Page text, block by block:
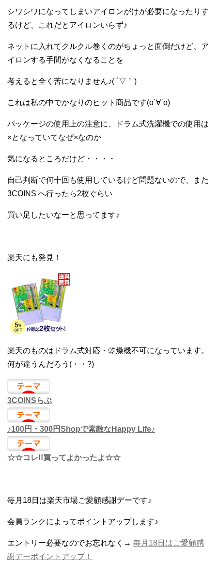
シワシワになってしまいアイロンがけが必要になったりす
るけど、これだとアイロンいらず♪
ネットに入れてクルクル巻くのがちょっと面倒だけど、ア
イロンする手間がなくなることを
考えると全く苦になりません♪( ´▽｀)
これは私の中でかなりのヒット商品です(о´∀`о)
パッケージの使用上の注意に、ドラム式洗濯機での使用は
×となっていてなぜ×なのか
気になるところだけど・・・・
自己判断で何十回も使用しているけど問題ないので、また
3COINS へ行ったら2枚ぐらい
買い足したいなーと思ってます♪
楽天にも発見！
楽天のものはドラム式対応・乾燥機不可になっています。
何が違うんだろう(・・?)
3COINSらぶ
♪100円・300円Shopで素敵なHappy Life♪
☆☆コレ!!買ってよかったよ☆☆
毎月18日は楽天市場ご愛顧感謝デーです♪
会員ランクによってポイントアップします♪
エントリー必要なのでお忘れなく→ 毎月18日はご愛顧感
謝デーポイントアップ！